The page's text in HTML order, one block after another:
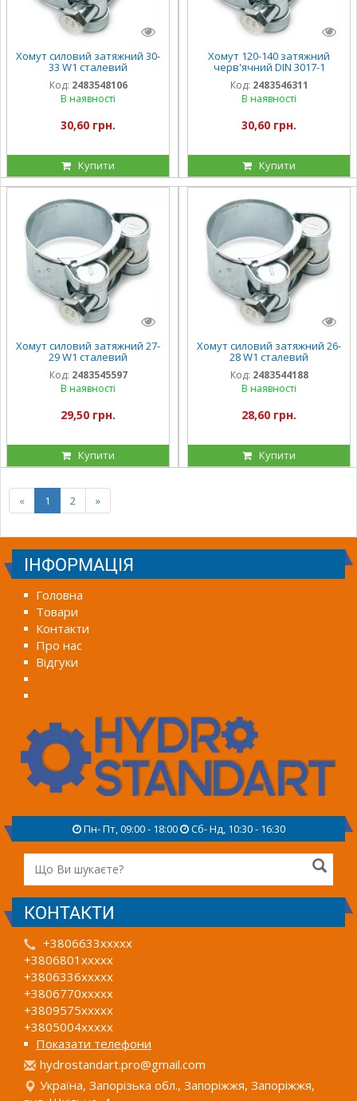
Хомут силовий затяжний 30-
33 W1 сталевий
оцинкований
Код: 2483548106
В наявності
30,60 грн.
Купити
Хомут 120-140 затяжний
черв'ячний DIN 3017-1
сталевий оцинкований W1
Код: 2483546311
В наявності
30,60 грн.
Купити
Хомут силовий затяжний 27-
29 W1 сталевий
оцинкований
Код: 2483545597
В наявності
29,50 грн.
Купити
Хомут силовий затяжний 26-
28 W1 сталевий
оцинкований
Код: 2483544188
В наявності
28,60 грн.
Купити
« 1 2 »
ІНФОРМАЦІЯ
Головна
Товари
Контакти
Про нас
Відгуки
Пн- Пт, 09:00 - 18:00 Сб- Нд, 10:30 - 16:30
КОНТАКТИ
+3806633xxxxx
+3806801xxxxx
+3806336xxxxx
+3806770xxxxx
+3809575xxxxx
+3805004xxxxx
Показати телефони
hydrostandart.pro@gmail.com
Україна, Запорізька обл., Запоріжжя, Запоріжжя,